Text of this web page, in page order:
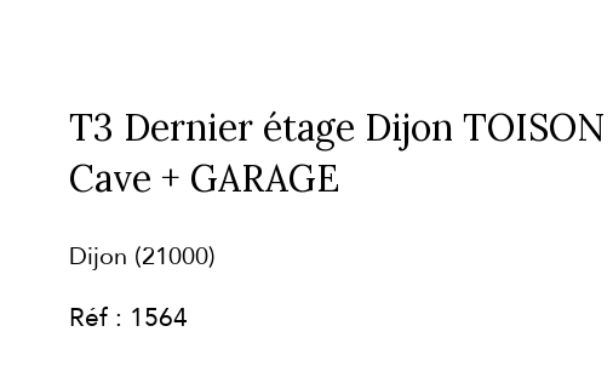
T3 Dernier étage Dijon
Cave + GARAGE
Dijon (21000)
Réf : 1564